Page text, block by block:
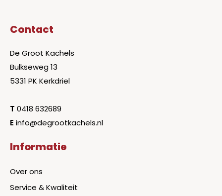
Contact
De Groot Kachels
Bulkseweg 13
5331 PK Kerkdriel
T 0418 632689
E info@degrootkachels.nl
Informatie
Over ons
Service & Kwaliteit